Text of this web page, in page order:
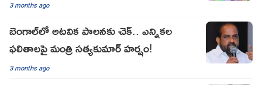
3 months ago
బెంగాల్‌లో అటవిక పాలనకు చెక్.. ఎన్నికల
ఫలితాలపై మంత్రి సత్యకుమార్ హర్షం!
3 months ago